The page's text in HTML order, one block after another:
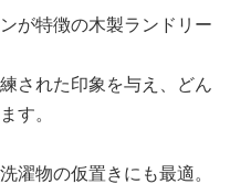
が特徴の木製ランドリー
された印象を与え、どん
す。
濯物の仮置きにも最適。